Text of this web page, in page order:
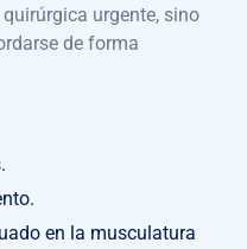
urgente, sino
de forma
en la musculatura